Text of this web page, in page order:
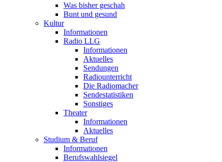
Was bisher geschah
Bunt und gesund
Kultur
Informationen
Radio LLG
Informationen
Aktuelles
Sendungen
Radiounterricht
Die Radiomacher
Sendestatistiken
Sonstiges
Theater
Informationen
Aktuelles
Studium & Beruf
Informationen
Berufswahlsiegel